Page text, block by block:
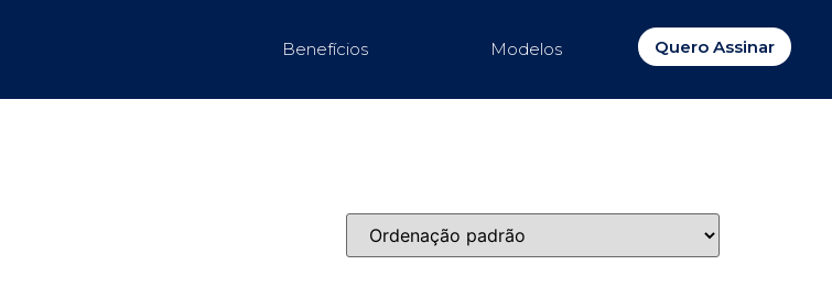
Modelos
Benefícios Quero Assinar